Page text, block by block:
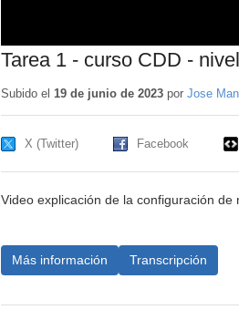
Tarea 1 - curso CDD -
Subido el 19 de junio de 2023por Jose
X (Twitter) Facebook
Video explicación de la configuración de
Más información Transcripción